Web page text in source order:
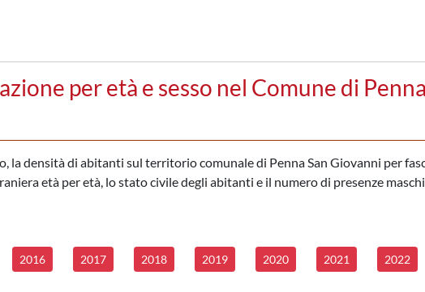
per età e sesso nel Comune di
la densità di abitanti sul territorio comunale di Penna San Giovanni per
età per età, lo stato civile degli abitanti e il numero di presenze
2016 2017 2018 2019 2020 2021 2022